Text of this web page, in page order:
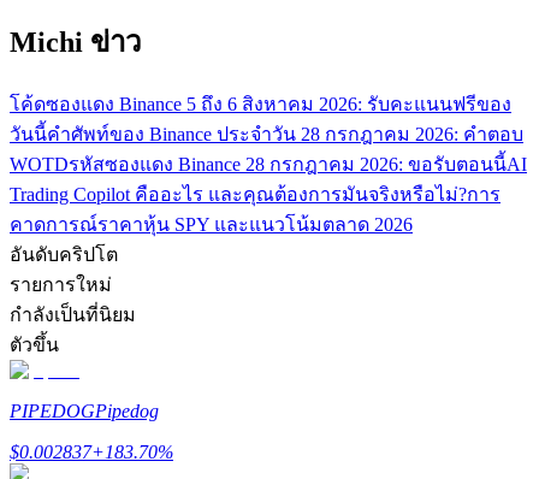
การปักหลัก
ผลตอบแทนสูงและเข้าถึงได้ทันที
Michi ข่าว
โค้ดซองแดง Binance 5 ถึง 6 สิงหาคม 2026: รับคะแนนฟรีของ
วันนี้คำศัพท์ของ Binance ประจำวัน 28 กรกฎาคม 2026: คำตอบ
WOTDรหัสซองแดง Binance 28 กรกฎาคม 2026: ขอรับตอนนี้AI
Trading Copilot คืออะไร และคุณต้องการมันจริงหรือไม่?การ
คาดการณ์ราคาหุ้น SPY และแนวโน้มตลาด 2026
อันดับคริปโต
รายการใหม่
กำลังเป็นที่นิยม
ตัวขึ้น
PIPEDOGPipedog
$0.002837+183.70%